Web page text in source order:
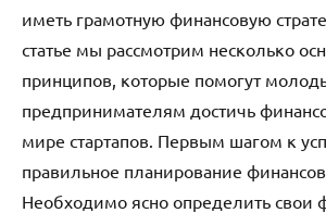
иметь грамотную финансовую
статье мы рассмотрим несколько
принципов, которые помогут
предпринимателям достичь
мире стартапов. Первым шагом к
правильное планирование
Необходимо ясно определить свои